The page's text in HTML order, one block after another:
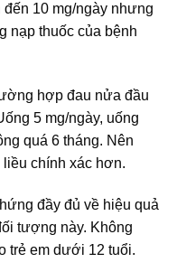
đến 10 mg/ngày nhưng
nạp thuốc của bệnh
hợp đau nửa đầu
5 mg/ngày, uống
quá 6 tháng. Nên
chính xác hơn.
đầy đủ về hiệu quả
tượng này. Không
trẻ em dưới 12 tuổi.